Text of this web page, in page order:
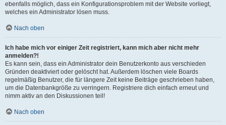
ebenfalls möglich, dass ein Konfigurationsproblem mit der Website vorliegt,
welches ein Administrator lösen muss.
Nach oben
Ich habe mich vor einiger Zeit registriert, kann mich aber nicht mehr
anmelden?!
Es kann sein, dass ein Administrator dein Benutzerkonto aus verschieden
Gründen deaktiviert oder gelöscht hat. Außerdem löschen viele Boards
regelmäßig Benutzer, die für längere Zeit keine Beiträge geschrieben haben,
um die Datenbankgröße zu verringern. Registriere dich einfach erneut und
nimm aktiv an den Diskussionen teil!
Nach oben